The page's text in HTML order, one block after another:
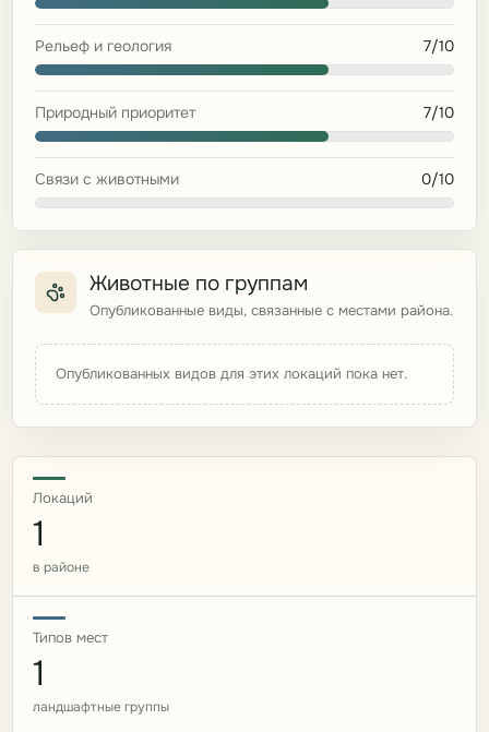
Рельеф и геология 7/10
Природный приоритет 7/10
Связи с животными 0/10
Животные по группам
Опубликованные виды, связанные с местами района.
Опубликованных видов для этих локаций пока нет.
Локаций
1
в районе
Типов мест
1
ландшафтные группы